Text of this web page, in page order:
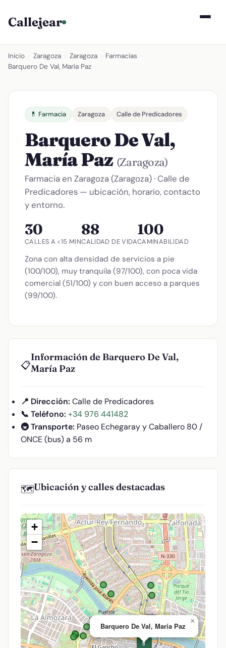
Callejear
Inicio Zaragoza Zaragoza Farmacias
Barquero De Val, María Paz
💊 Farmacia Zaragoza Calle de Predicadores
Barquero De Val,
María Paz (Zaragoza)
Farmacia en Zaragoza (Zaragoza) · Calle de
Predicadores — ubicación, horario, contacto
y entorno.
30
CALLES A <15 MIN
88
CALIDAD DE VIDA
100
CAMINABILIDAD
Zona con alta densidad de servicios a pie
(100/100), muy tranquila (97/100), con poca vida
comercial (51/100) y con buen acceso a parques
(99/100).
📋
Información de Barquero De Val,
María Paz
📍 Dirección: Calle de Predicadores
📞 Teléfono: +34 976 441482
🚇 Transporte: Paseo Echegaray y Caballero 80 /
ONCE (bus) a 56 m
🗺️Ubicación y calles destacadas
💊
Barquero De Val, María Paz
×
+
−